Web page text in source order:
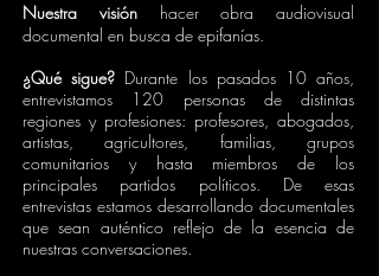
Nuestra visiónhacer obra audiovisual
documental en busca de epifanías.
¿Qué sigue? Durante los pasados 10 años,
entrevistamos 120 personas de distintas
regiones y profesiones: profesores, abogados,
artistas, agricultores, familias, grupos
comunitarios y hasta miembros de los
principales partidos políticos. De esas
entrevistas estamos desarrollando documentales
que sean auténtico reflejo de la esencia de
nuestras conversaciones.